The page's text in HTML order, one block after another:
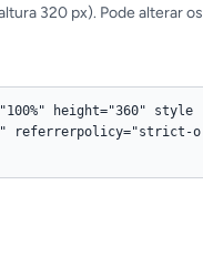
320 px). Pode alterar os